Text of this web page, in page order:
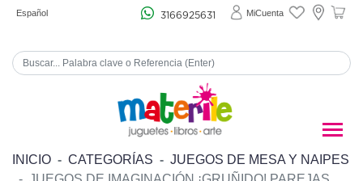
Español 3166925631 MiCuenta
INICIO CATEGORÍAS
JUEGOS DE MESA Y NAIPES